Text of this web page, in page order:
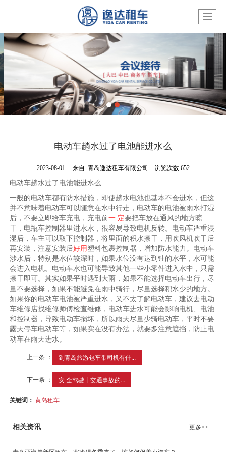
电动车趟水过了电池能进水么
2023-08-01 来自: 青岛逸达租车有限公司 浏览次数:652
电动车趟水过了电池能进水么
一般的电动车都有防水措施，即使趟水电池也基本不会进水，但这
并不意味着电动车可以随意在水中行走，电动车的电池被雨水打湿
后，不要立即给车充电，充电前一 定要把车放在通风的地方晾
干，电瓶车控制器里进水水，很容易导致电机反转。电动车严重浸
湿后，车主可以取下控制器，将里面的积水擦干，用吹风机吹干后
再安装，注意安装后好用 塑料包裹控制器，增加防水能力。电动车
涉水后，特别是水位较深时，如果水位没有达到铀的水平，水可能
会进入电机。电动车水也可能导致其他一些小零件进入水中，只需
擦干即可。其实如果平时遇到大雨，如果不能选择电动车出行，尽
量不要选择，如果不能避免在雨中骑行，尽量选择积水少的地方。
如果你的电动车电池被严重进水，又不太了解电动车，建议去电动
车维修店找维修师傅检查维修，电动车进水可能会影响电机、电池
和控制器，导致电动车损坏，所以雨天尽量少骑电动车，平时不要
露天停车电动车等，如果实在没有办法，就要多注意遮挡，防止电
动车在雨天进水。
上一条 ： 到青岛旅游包车带司机有什...
下一条 ： 安 全驾驶丨交通事故的...
关键词：黄岛租车
相关资讯 更多>>